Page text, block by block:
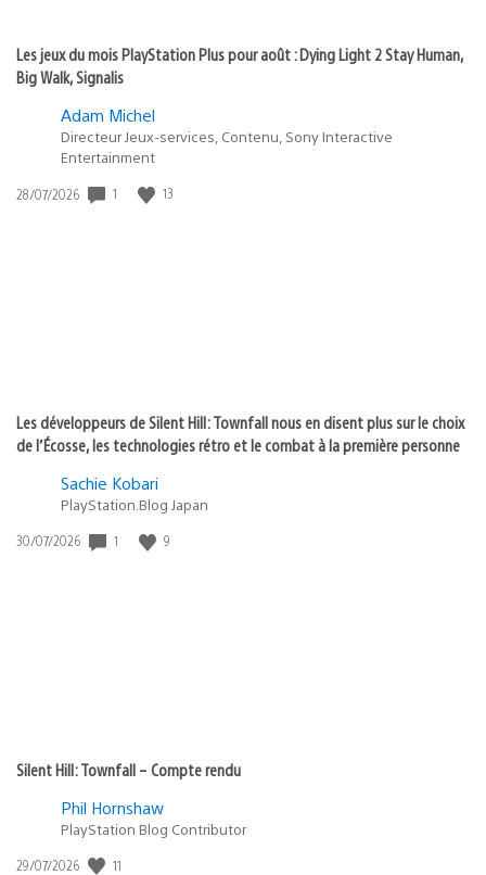
Les jeux du mois PlayStation Plus pour août : Dying Light 2 Stay Human,
Big Walk, Signalis
Adam Michel
Directeur Jeux-services, Contenu, Sony Interactive
Entertainment
Date
28/07/2026 1 13
Les développeurs de Silent Hill: Townfall nous en disent plus sur le choix
de l’Écosse, les technologies rétro et le combat à la première personne
Sachie Kobari
PlayStation.Blog Japan
Date
30/07/2026 1 9
Silent Hill: Townfall – Compte rendu
Phil Hornshaw
PlayStation Blog Contributor
Date
29/07/2026 11